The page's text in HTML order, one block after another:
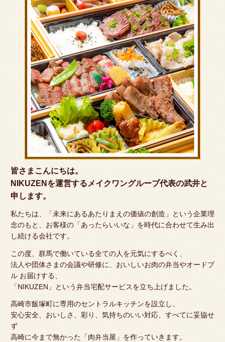
皆さまこんにちは。
NIKUZENを運営するメイクワングループ代表の武井と
申します。
私たちは、「未来にあるあたりまえの価値の創造」という企業理
念のもと、お客様の「あったらいいな」を時代に合わせて生み出
し続ける会社です。
この度、群馬で働いている全ての人を元気にするべく、
法人や団体さまの会議や研修に、おいしいお肉の弁当やオードブ
ル お届けする、
「NIKUZEN」という弁当宅配サービスを立ち上げました。
高崎市飯塚町に専用のセントラルキッチンを設立し、
安心安全、おいしさ、彩り、気持ちのいい対応、すべてに妥協せ
ず
高崎に今まで無かった「肉弁当屋」を作っていきます。